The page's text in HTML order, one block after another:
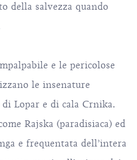
della salvezza quando
e le pericolose
le insenature
Lopar e di cala Crnika.
Rajska (paradisiaca) ed
e frequentata dell’intera